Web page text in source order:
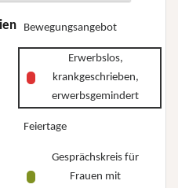
Bewegungsangebot
Erwerbslos,
krankgeschrieben,
erwerbsgemindert
Feiertage
Gesprächskreis für
Frauen mit